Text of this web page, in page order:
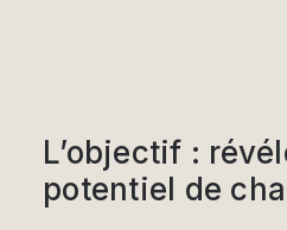
L’objectif :
potentiel de